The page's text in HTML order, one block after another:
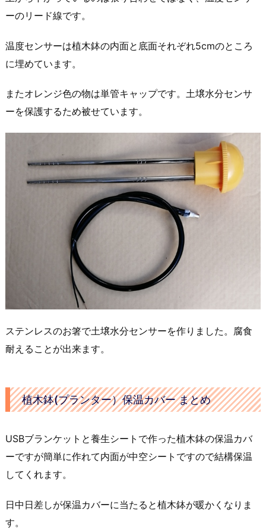
ーのリード線です。
温度センサーは植木鉢の内面と底面それぞれ5cmのところ
に埋めています。
またオレンジ色の物は単管キャップです。土壌水分センサ
ーを保護するため被せています。
ステンレスのお箸で土壌水分センサーを作りました。腐食
耐えることが出来ます。
植木鉢(プランター）保温カバー まとめ
USBブランケットと養生シートで作った植木鉢の保温カバ
ーですが簡単に作れて内面が中空シートですので結構保温
してくれます。
日中日差しが保温カバーに当たると植木鉢が暖かくなりま
す。